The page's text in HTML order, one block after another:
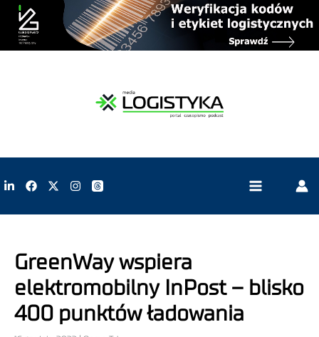
GreenWay wspiera
elektromobilny InPost – blisko
400 punktów ładowania